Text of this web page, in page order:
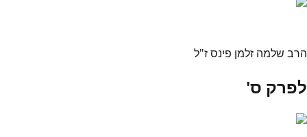
הרב שלמה זלמן פינס ז"ל
לפרק ס'